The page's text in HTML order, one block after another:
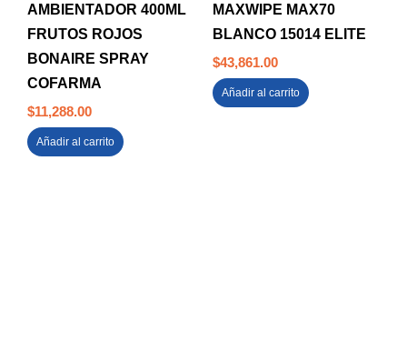
AMBIENTADOR 400ML
FRUTOS ROJOS
BONAIRE SPRAY
COFARMA
$11,288.00
Añadir al carrito
MAXWIPE MAX70
BLANCO 15014 ELITE
$43,861.00
Añadir al carrito